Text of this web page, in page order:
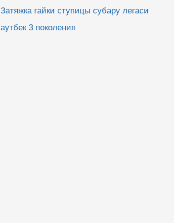
Затяжка гайки ступицы субару легаси
аутбек 3 поколения